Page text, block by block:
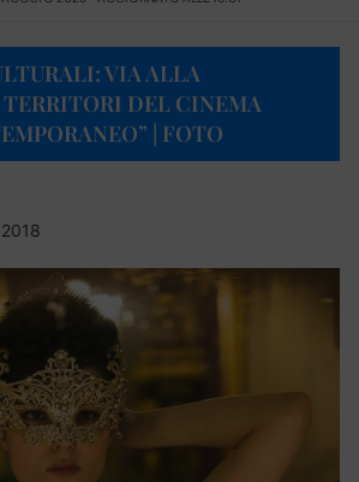
VIA ALLA
TERRITORI DEL CINEMA
| FOTO